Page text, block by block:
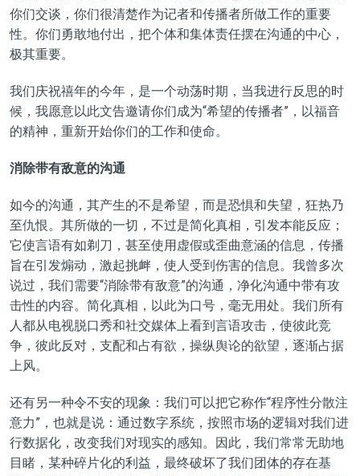
你们交谈，你们很清楚作为记者和传播者所做工作的重要
性。你们勇敢地付出，把个体和集体责任摆在沟通的中心，
极其重要。
我们庆祝禧年的今年，是一个动荡时期，当我进行反思的时
候，我愿意以此文告邀请你们成为“希望的传播者”，以福音
的精神，重新开始你们的工作和使命。
消除带有敌意的沟通
如今的沟通，其产生的不是希望，而是恐惧和失望，狂热乃
至仇恨。其所做的一切，不过是简化真相，引发本能反应；
它使言语有如剃刀，甚至使用虚假或歪曲意涵的信息，传播
旨在引发煽动，激起挑衅，使人受到伤害的信息。我曾多次
说过，我们需要“消除带有敌意”的沟通，净化沟通中带有攻
击性的内容。简化真相，以此为口号，毫无用处。我们所有
人都从电视脱口秀和社交媒体上看到言语攻击，使彼此竞
争，彼此反对，支配和占有欲，操纵舆论的欲望，逐渐占据
上风。
还有另一种令不安的现象：我们可以把它称作“程序性分散注
意力”，也就是说：通过数字系统，按照市场的逻辑对我们进
行数据化，改变我们对现实的感知。因此，我们常常无助地
目睹，某种碎片化的利益，最终破坏了我们团体的存在基